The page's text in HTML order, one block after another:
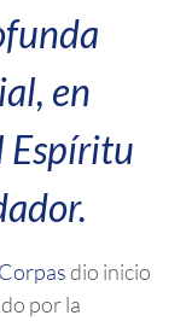
en
Espíritu
dio inicio
por la